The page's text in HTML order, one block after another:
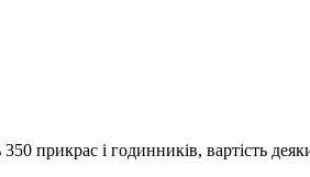
350 прикрас і годинників, вартість